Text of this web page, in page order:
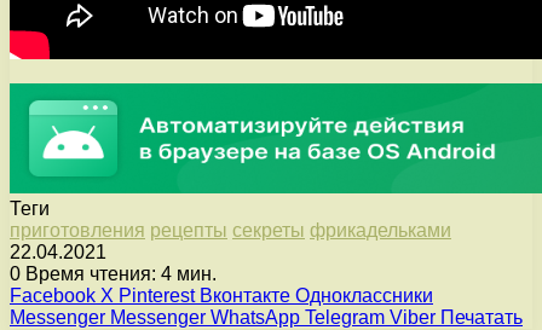
Теги
приготовления рецепты секреты фрикадельками
22.04.2021
0 Время чтения: 4 мин.
Facebook X Pinterest Вконтакте Одноклассники
Messenger Messenger WhatsApp Telegram Viber Печатать